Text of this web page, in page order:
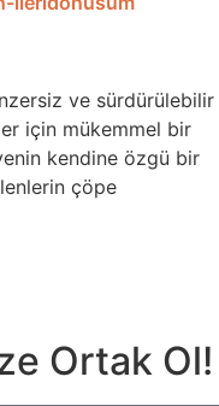
ve sürdürülebilir
için mükemmel bir
kendine özgü bir
çöpe
Ortak Ol!